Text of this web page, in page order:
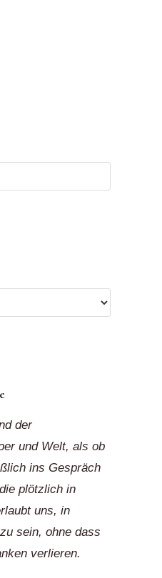
der
und Welt, als ob
ins Gespräch
plötzlich in
uns, in
sein, ohne dass
verlieren.